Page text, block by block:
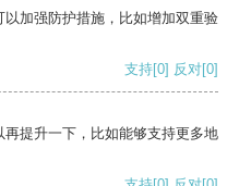
加强防护措施，比如增加双重验
支持[0] 反对[0]
提升一下，比如能够支持更多地